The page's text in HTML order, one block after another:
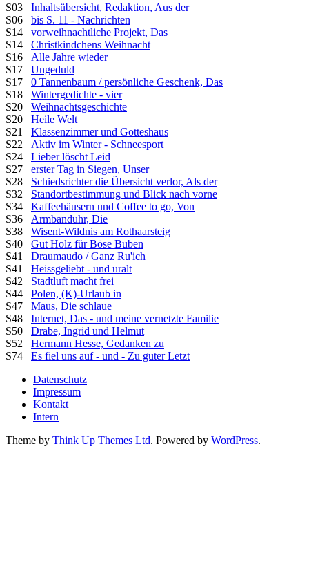
S03 Inhaltsübersicht, Redaktion, Aus der
S06 bis S. 11 - Nachrichten
S14 vorweihnachtliche Projekt, Das
S14 Christkindchens Weihnacht
S16 Alle Jahre wieder
S17 Ungeduld
S17 0 Tannenbaum / persönliche Geschenk, Das
S18 Wintergedichte - vier
S20 Weihnachtsgeschichte
S20 Heile Welt
S21 Klassenzimmer und Gotteshaus
S22 Aktiv im Winter - Schneesport
S24 Lieber löscht Leid
S27 erster Tag in Siegen, Unser
S28 Schiedsrichter die Übersicht verlor, Als der
S32 Standortbestimmung und Blick nach vorne
S34 Kaffeehäusern und Coffee to go, Von
S36 Armbanduhr, Die
S38 Wisent-Wildnis am Rothaarsteig
S40 Gut Holz für Böse Buben
S41 Draumaudo / Ganz Ru'ich
S41 Heissgeliebt - und uralt
S42 Stadtluft macht frei
S44 Polen, (K)-Urlaub in
S47 Maus, Die schlaue
S48 Internet, Das - und meine vernetzte Familie
S50 Drabe, Ingrid und Helmut
S52 Hermann Hesse, Gedanken zu
S74 Es fiel uns auf - und - Zu guter Letzt
Datenschutz
Impressum
Kontakt
Intern
Theme by Think Up Themes Ltd. Powered by WordPress.